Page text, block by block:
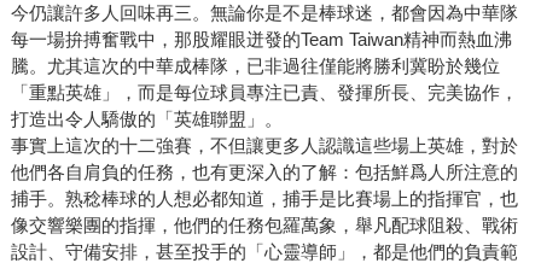
今仍讓許多人回味再三。無論你是不是棒球迷，都會因為中華隊
每一場拚搏奮戰中，那股耀眼迸發的Team Taiwan精神而熱血沸
騰。尤其這次的中華成棒隊，已非過往僅能將勝利冀盼於幾位
「重點英雄」，而是每位球員專注已責、發揮所長、完美協作，
打造出令人驕傲的「英雄聯盟」。
事實上這次的十二強賽，不但讓更多人認識這些場上英雄，對於
他們各自肩負的任務，也有更深入的了解：包括鮮爲人所注意的
捕手。熟稔棒球的人想必都知道，捕手是比賽場上的指揮官，也
像交響樂團的指揮，他們的任務包羅萬象，舉凡配球阻殺、戰術
設計、守備安排，甚至投手的「心靈導師」，都是他們的負責範